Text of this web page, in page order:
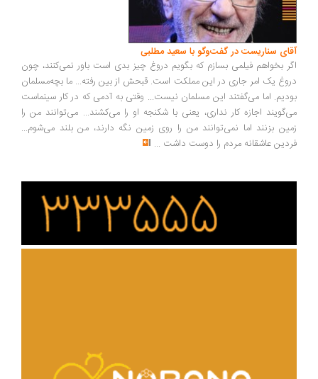
سناریست در گفت‌وگو با سعید مطلبی
بخواهم فیلمی بسازم که بگویم دروغ چیز بدی است باور نمی‌کنند، چون
یک امر جاری در این مملکت است. قبحش از بین رفته... ما بچه‌مسلمان
اما می‌گفتند این مسلمان نیست... وقتی به آدمی که در کار سینماست
اجازه کار نداری، یعنی با شکنجه او را می‌کشند... می‌توانند من را
بزنند اما نمی‌توانند من را روی زمین نگه دارند، من بلند می‌شوم...
عاشقانه مردم را دوست داشت ...